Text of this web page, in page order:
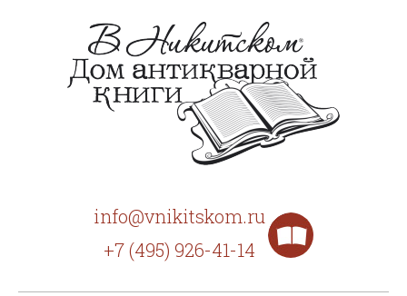
info@vnikitskom.ru
+7 (495) 926-41-14